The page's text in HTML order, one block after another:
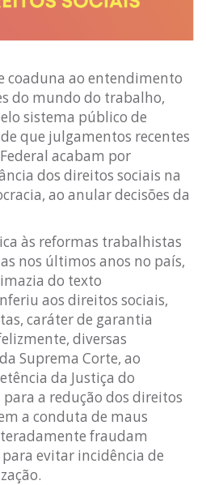
coaduna ao entendimento
do mundo do trabalho,
sistema público de
que julgamentos recentes
acabam por
dos direitos sociais na
ao anular decisões da
às reformas trabalhistas
nos últimos anos no país,
do texto
aos direitos sociais,
caráter de garantia
diversas
Suprema Corte, ao
da Justiça do
a redução dos direitos
a conduta de maus
fraudam
evitar incidência de